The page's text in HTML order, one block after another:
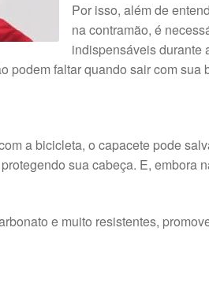
Por isso, além de
na contramão, é
indispensáveis durante
podem faltar quando sair com sua
a bicicleta, o capacete pode
sua cabeça. E, embora
e muito resistentes,